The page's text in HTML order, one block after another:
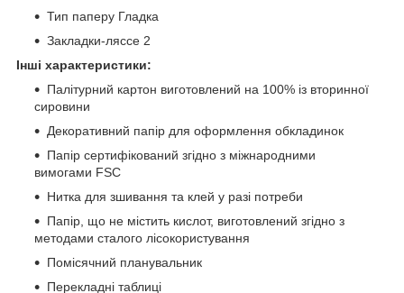
Тип паперу Гладка
Закладки-ляссе 2
Інші характеристики:
Палітурний картон виготовлений на 100% із вторинної
сировини
Декоративний папір для оформлення обкладинок
Папір сертифікований згідно з міжнародними
вимогами FSC
Нитка для зшивання та клей у разі потреби
Папір, що не містить кислот, виготовлений згідно з
методами сталого лісокористування
Помісячний планувальник
Перекладні таблиці